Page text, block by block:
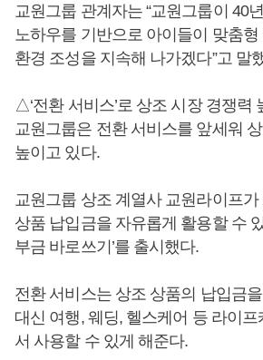
교원그룹 관계자는 “교원그룹이 40
노하우를 기반으로 아이들이 맞춤
환경 조성을 지속해 나가겠다”고 말
△‘전환 서비스’로 상조 시장 경쟁력
교원그룹은 전환 서비스를 앞세워
높이고 있다.
교원그룹 상조 계열사 교원라이프가
상품 납입금을 자유롭게 활용할 수
부금 바로쓰기’를 출시했다.
전환 서비스는 상조 상품의 납입금
대신 여행, 웨딩, 헬스케어 등 라이
서 사용할 수 있게 해준다.